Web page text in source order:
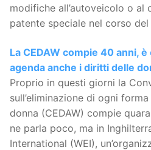
modifiche all’autoveicolo o al
patente speciale nel corso del
La CEDAW compie 40 anni,
agenda anche i diritti delle
Proprio in questi giorni la
sull’eliminazione di ogni
donna (CEDAW) compie
ne parla poco, ma in
International (WEI),